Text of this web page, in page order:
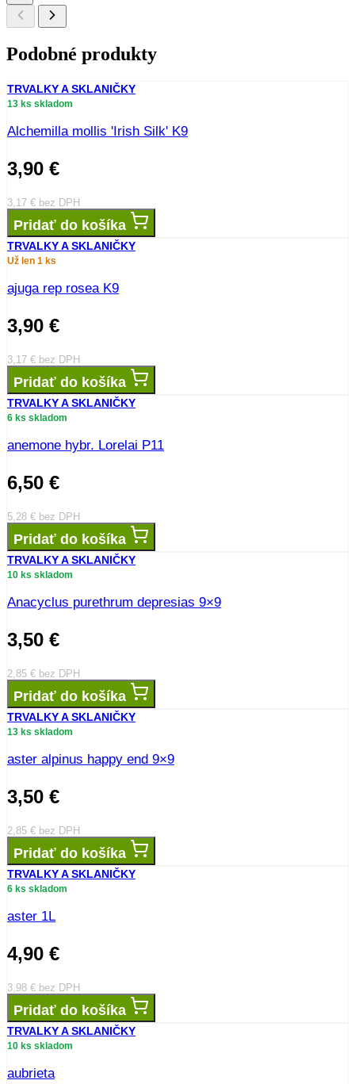
Podobné produkty
TRVALKY A SKLANIČKY
13 ks skladom
Alchemilla mollis 'Irish Silk' K9
3,90 €
3,17 € bez DPH
Pridať do košíka
TRVALKY A SKLANIČKY
Už len 1 ks
ajuga rep rosea K9
3,90 €
3,17 € bez DPH
Pridať do košíka
TRVALKY A SKLANIČKY
6 ks skladom
anemone hybr. Lorelai P11
6,50 €
5,28 € bez DPH
Pridať do košíka
TRVALKY A SKLANIČKY
10 ks skladom
Anacyclus purethrum depresias 9×9
3,50 €
2,85 € bez DPH
Pridať do košíka
TRVALKY A SKLANIČKY
13 ks skladom
aster alpinus happy end 9×9
3,50 €
2,85 € bez DPH
Pridať do košíka
TRVALKY A SKLANIČKY
6 ks skladom
aster 1L
4,90 €
3,98 € bez DPH
Pridať do košíka
TRVALKY A SKLANIČKY
10 ks skladom
aubrieta